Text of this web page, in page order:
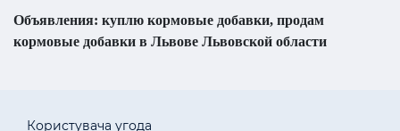
Объявления: куплю кормовые добавки, продам
кормовые добавки в Львове Львовской области
Користувача угода